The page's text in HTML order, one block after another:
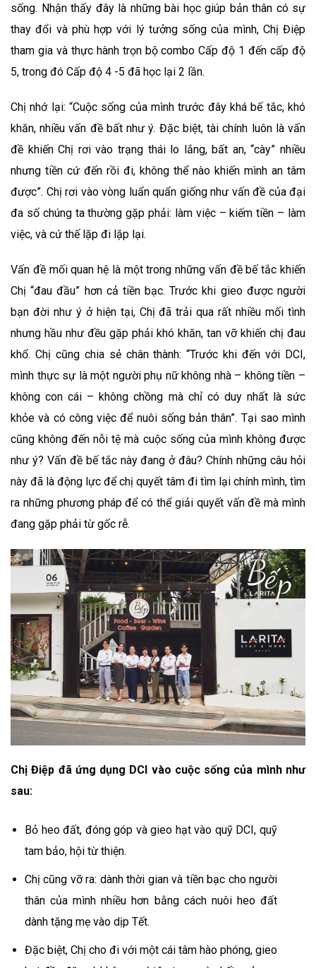
sống. Nhận thấy đây là những bài học giúp bản thân có sự
thay đổi và phù hợp với lý tưởng sống của mình, Chị Điệp
tham gia và thực hành trọn bộ combo Cấp độ 1 đến cấp độ
5, trong đó Cấp độ 4 -5 đã học lại 2 lần.
Chị nhớ lại: “Cuộc sống của mình trước đây khá bế tắc, khó
khăn, nhiều vấn đề bất như ý. Đặc biệt, tài chính luôn là vấn
đề khiến Chị rơi vào trạng thái lo lắng, bất an, “cày” nhiều
nhưng tiền cứ đến rồi đi, không thể nào khiến mình an tâm
được”. Chị rơi vào vòng luẩn quẩn giống như vấn đề của đại
đa số chúng ta thường gặp phải: làm việc – kiếm tiền – làm
việc, và cứ thế lặp đi lặp lại.
Vấn đề mối quan hệ là một trong những vấn đề bế tắc khiến
Chị “đau đầu” hơn cả tiền bạc. Trước khi gieo được người
bạn đời như ý ở hiện tại, Chị đã trải qua rất nhiều mối tình
nhưng hầu như đều gặp phải khó khăn, tan vỡ khiến chị đau
khổ. Chị cũng chia sẻ chân thành: “Trước khi đến với DCI,
mình thực sự là một người phụ nữ không nhà – không tiền –
không con cái – không chồng mà chỉ có duy nhất là sức
khỏe và có công việc để nuôi sống bản thân”. Tại sao mình
cũng không đến nỗi tệ mà cuộc sống của mình không được
như ý? Vấn đề bế tắc này đang ở đâu? Chính những câu hỏi
này đã là động lực để chị quyết tâm đi tìm lại chính mình, tìm
ra những phương pháp để có thể giải quyết vấn đề mà mình
đang gặp phải từ gốc rễ.
Chị Điệp đã ứng dụng DCI vào cuộc sống của mình như
sau:
Bỏ heo đất, đóng góp và gieo hạt vào quỹ DCI, quỹ
tam bảo, hội từ thiện.
Chị cũng vỡ ra: dành thời gian và tiền bạc cho người
thân của mình nhiều hơn bằng cách nuôi heo đất
dành tặng mẹ vào dịp Tết.
Đặc biệt, Chị cho đi với một cái tâm hào phóng, gieo